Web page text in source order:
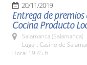
20/11/2019
Entrega de premios
Cocina Producto
Salamanca (Salamanca)
Lugar: Casino de
Hora: 19:45 h.